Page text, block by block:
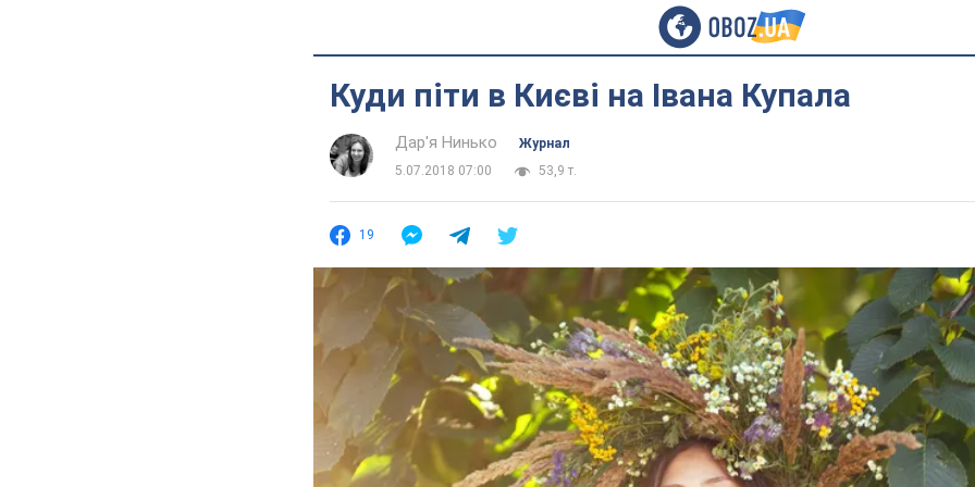
Куди піти в Києві на Івана Купала
Дар'я Нинько
Журнал
5.07.2018 07:00
53,9 т.
19